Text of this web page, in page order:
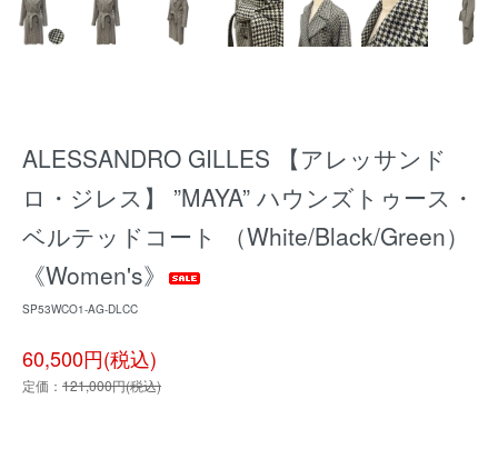
ALESSANDRO GILLES 【アレッサンド
ロ・ジレス】 ”MAYA” ハウンズトゥース・
ベルテッドコート （White/Black/Green）
《Women's》
SP53WCO1-AG-DLCC
60,500円(税込)
定価： 121,000円(税込)